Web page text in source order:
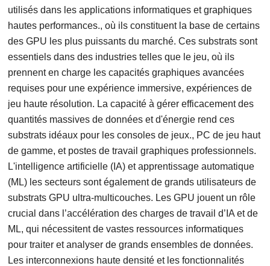
utilisés dans les applications informatiques et graphiques
hautes performances., où ils constituent la base de certains
des GPU les plus puissants du marché. Ces substrats sont
essentiels dans des industries telles que le jeu, où ils
prennent en charge les capacités graphiques avancées
requises pour une expérience immersive, expériences de
jeu haute résolution. La capacité à gérer efficacement des
quantités massives de données et d'énergie rend ces
substrats idéaux pour les consoles de jeux., PC de jeu haut
de gamme, et postes de travail graphiques professionnels.
L'intelligence artificielle (IA) et apprentissage automatique
(ML) les secteurs sont également de grands utilisateurs de
substrats GPU ultra-multicouches. Les GPU jouent un rôle
crucial dans l’accélération des charges de travail d’IA et de
ML, qui nécessitent de vastes ressources informatiques
pour traiter et analyser de grands ensembles de données.
Les interconnexions haute densité et les fonctionnalités